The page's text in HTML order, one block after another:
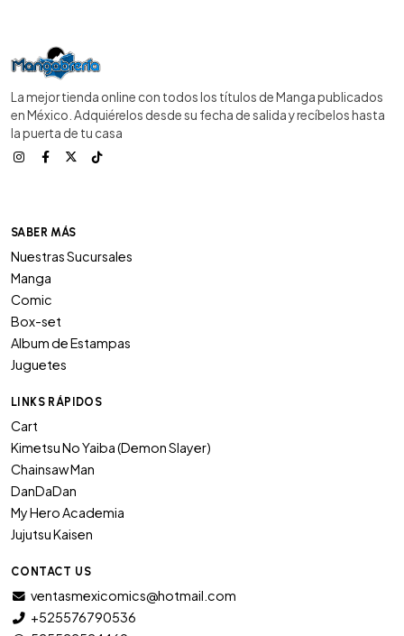
La mejor tienda online con todos los títulos de Manga publicados
en México. Adquiérelos desde su fecha de salida y recíbelos hasta
la puerta de tu casa
SABER MÁS
Nuestras Sucursales
Manga
Comic
Box-set
Album de Estampas
Juguetes
LINKS RÁPIDOS
Cart
Kimetsu No Yaiba (Demon Slayer)
Chainsaw Man
DanDaDan
My Hero Academia
Jujutsu Kaisen
CONTACT US
ventasmexicomics@hotmail.com
+525576790536